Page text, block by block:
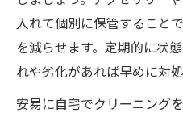
入れて個別に保管すること
を減らせます。定期的に状
れや劣化があれば早めに対
安易に自宅でクリーニング